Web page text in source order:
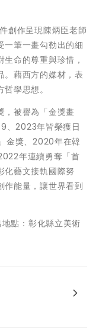
創作呈現陳炳臣老師
一筆一畫勾勒出的細
命的尊重與珍惜，
。藉西方的媒材，表
學思想。
，被譽為「金獎畫
、2023年皆榮獲日
金獎、2020年在韓
年連續勇奪「首
化藝文接軌國際努
作能量，讓世界看到
點：彰化縣立美術